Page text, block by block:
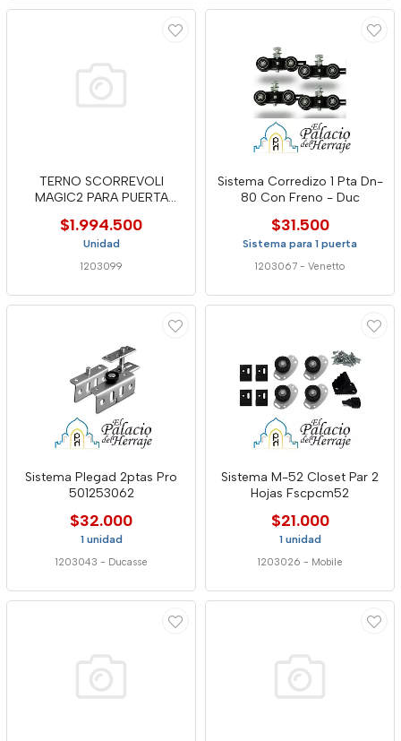
TERNO SCORREVOLI
MAGIC2 PARA PUERTA
$1.994.500
Unidad
1203099
Sistema Corredizo 1 Pta Dn-
80 Con Freno - Duc
$31.500
Sistema para 1 puerta
1203067 - Venetto
Sistema Plegad 2ptas Pro
501253062
$32.000
1 unidad
1203043 - Ducasse
Sistema M-52 Closet Par 2
Hojas Fscpcm52
$21.000
1 unidad
1203026 - Mobile